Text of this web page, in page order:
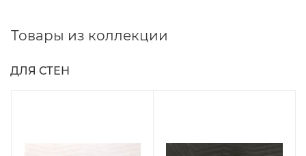
Товары из коллекции
ДЛЯ СТЕН